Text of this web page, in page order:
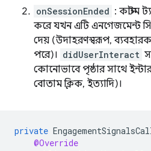
onSessionEnded : কাস্টম
করে যখন এটি এনগেজমেন্ট
দেয় (উদাহরণস্বরূপ,
পরে)। didUserInteract
কোনোভাবে পৃষ্ঠার সাথে
বোতাম ক্লিক, ইত্যাদি)।
private
@Override